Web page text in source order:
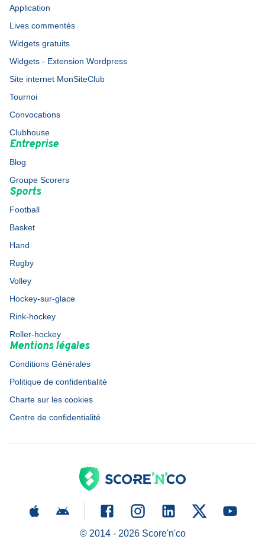
Application
Lives commentés
Widgets gratuits
Widgets - Extension Wordpress
Site internet MonSiteClub
Tournoi
Convocations
Clubhouse
Entreprise
Blog
Groupe Scorers
Sports
Football
Basket
Hand
Rugby
Volley
Hockey-sur-glace
Rink-hockey
Roller-hockey
Mentions légales
Conditions Générales
Politique de confidentialité
Charte sur les cookies
Centre de confidentialité
© 2014 - 2026Score'n'co